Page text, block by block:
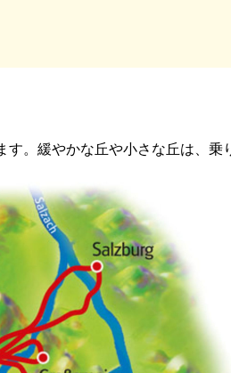
。緩やかな丘や小さな丘は、乗